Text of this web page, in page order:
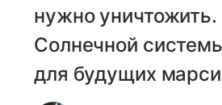
нужно
Солнечной
для будущих